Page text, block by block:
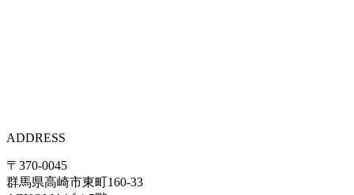
ADDRESS
〒370-0045
群馬県高崎市東町160-33